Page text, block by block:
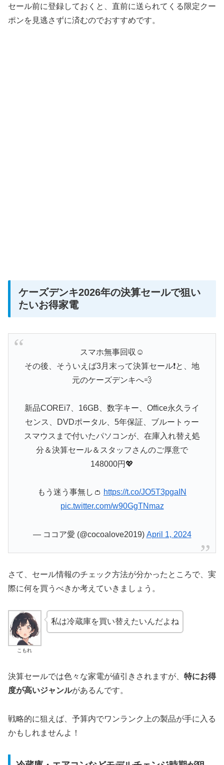
セール前に登録しておくと、直前に送られてくる限定クー
ポンを見逃さずに済むのでおすすめです。
ケーズデンキ2026年の決算セールで狙い
たいお得家電
スマホ無事回収☺️
その後、そういえば3月末って決算セール❗と、地
元のケーズデンキへ💨
新品COREi7、16GB、数字キー、Office永久ライ
センス、DVDポータル、5年保証、ブルートゥー
スマウスまで付いたパソコンが、在庫入れ替え処
分＆決算セール＆スタッフさんのご厚意で
148000円💖
もう迷う事無し👛 https://t.co/JO5T3pgaIN
pic.twitter.com/w90GgTNmaz
— ココア愛 (@cocoalove2019) April 1, 2024
さて、セール情報のチェック方法が分かったところで、実
際に何を買うべきか考えていきましょう。
こもれ
私は冷蔵庫を買い替えたいんだよね
決算セールでは色々な家電が値引きされますが、 特にお得
度が高いジャンルがあるんです。
戦略的に狙えば、予算内でワンランク上の製品が手に入る
かもしれませんよ！